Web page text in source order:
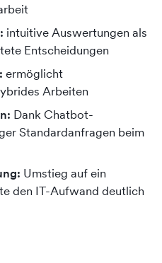
intuitive Auswertungen als
Entscheidungen
ermöglicht
Arbeiten
Dank Chatbot-
Standardanfragen beim
Umstieg auf ein
den IT-Aufwand deutlich